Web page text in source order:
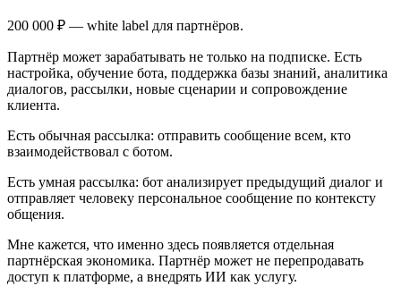
200 000 ₽ — white label для партнёров.
Партнёр может зарабатывать не только на подписке. Есть
настройка, обучение бота, поддержка базы знаний, аналитика
диалогов, рассылки, новые сценарии и сопровождение
клиента.
Есть обычная рассылка: отправить сообщение всем, кто
взаимодействовал с ботом.
Есть умная рассылка: бот анализирует предыдущий диалог и
отправляет человеку персональное сообщение по контексту
общения.
Мне кажется, что именно здесь появляется отдельная
партнёрская экономика. Партнёр может не перепродавать
доступ к платформе, а внедрять ИИ как услугу.